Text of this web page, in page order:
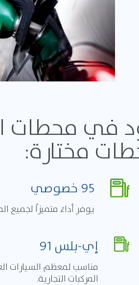
في
95 خصوصي
يوفر أداءً متميزاً لجميع
إي-بلس 91
مناسب لمعظم السيارات
المركبات التجارية.